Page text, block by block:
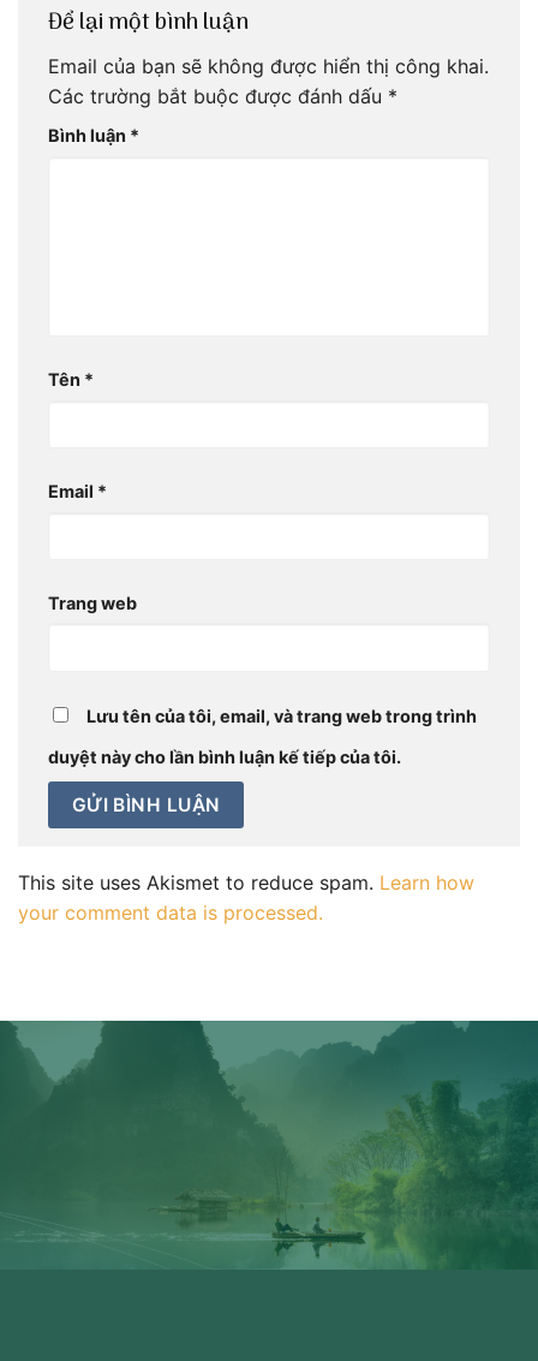
Để lại một bình luận
Email của bạn sẽ không được hiển thị công khai.
Các trường bắt buộc được đánh dấu *
Bình luận *
Tên *
Email *
Trang web
Lưu tên của tôi, email, và trang web trong trình
duyệt này cho lần bình luận kế tiếp của tôi.
This site uses Akismet to reduce spam. Learn how
your comment data is processed.